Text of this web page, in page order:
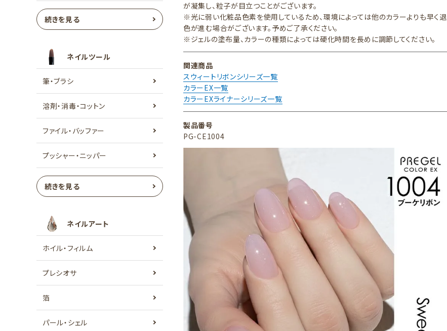
続きを見る
ネイルツール
筆・ブラシ
溶剤・消毒・コットン
ファイル・バッファー
プッシャー・ニッパー
続きを見る
ネイルアート
ホイル・フィルム
プレシオサ
箔
パール・シェル
が凝集し、粒子が目立つことがございます。
※光に弱い化粧品色素を使用しているため、環境によっては他のカラーよりも早く退
色が進む場合がございます。予めご了承ください。
※ジェルの塗布量、カラーの種類によっては硬化時間を長めに調節してください。
関連商品
スウィートリボンシリーズ一覧
カラーEX一覧
カラーEXライナーシリーズ一覧
製品番号
PG-CE1004